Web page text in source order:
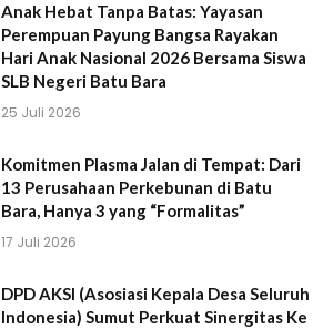
Anak Hebat Tanpa Batas: Yayasan
Perempuan Payung Bangsa Rayakan
Hari Anak Nasional 2026 Bersama Siswa
SLB Negeri Batu Bara
25 Juli 2026
Komitmen Plasma Jalan di Tempat: Dari
13 Perusahaan Perkebunan di Batu
Bara, Hanya 3 yang “Formalitas”
17 Juli 2026
DPD AKSI (Asosiasi Kepala Desa Seluruh
Indonesia) Sumut Perkuat Sinergitas Ke